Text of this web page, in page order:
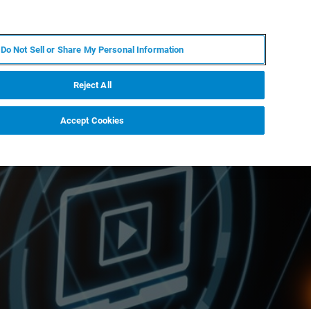
Do Not Sell or Share My Personal Information
Reject All
Accept Cookies